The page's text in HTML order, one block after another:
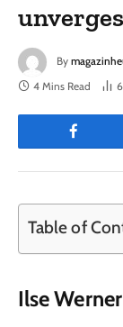
By
4 Mins Read
Table of
Ilse Werner